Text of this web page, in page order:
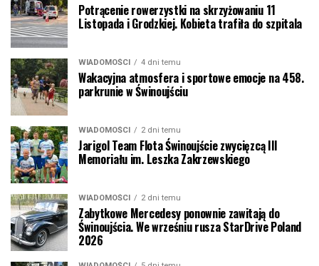
Potrącenie rowerzystki na skrzyżowaniu 11
Listopada i Grodzkiej. Kobieta trafiła do szpitala
WIADOMOŚCI 4 dni temu
Wakacyjna atmosfera i sportowe emocje na 458.
parkrunie w Świnoujściu
WIADOMOŚCI 2 dni temu
Jarigol Team Flota Świnoujście zwycięzcą III
Memoriału im. Leszka Zakrzewskiego
WIADOMOŚCI 2 dni temu
Zabytkowe Mercedesy ponownie zawitają do
Świnoujścia. We wrześniu rusza StarDrive Poland
2026